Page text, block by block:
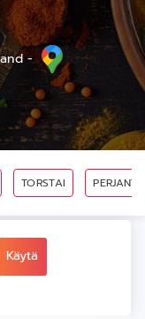
-
TORSTAI
Käytä